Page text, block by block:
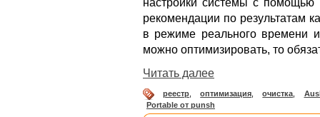
рекомендации по результатам
в режиме реального времени и
можно оптимизировать, то
Читать далее
реестр оптимизация очистка
Portable от punsh